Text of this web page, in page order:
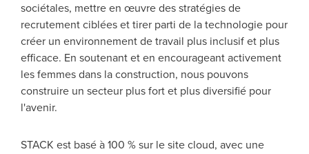
sociétales, mettre en œuvre des stratégies de
recrutement ciblées et tirer parti de la technologie pour
créer un environnement de travail plus inclusif et plus
efficace. En soutenant et en encourageant activement
les femmes dans la construction, nous pouvons
construire un secteur plus fort et plus diversifié pour
l'avenir.
STACK est basé à 100 % sur le site cloud, avec une